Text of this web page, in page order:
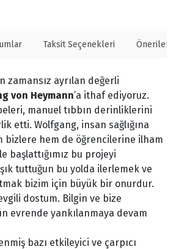
Taksit Seçenekleri
zamansız ayrılan değerli
von Heymann’a ithaf ediyoruz.
manuel tıbbın derinliklerini
etti. Wolfgang, insan sağlığına
bizlere hem de öğrencilerine ilham
başlattığımız bu projeyi
tuttuğun bu yolda ilerlemek ve
bizim için büyük bir onurdur.
dostum. Bilgin ve bize
evrende yankılanmaya devam
bazı etkileyici ve çarpıcı